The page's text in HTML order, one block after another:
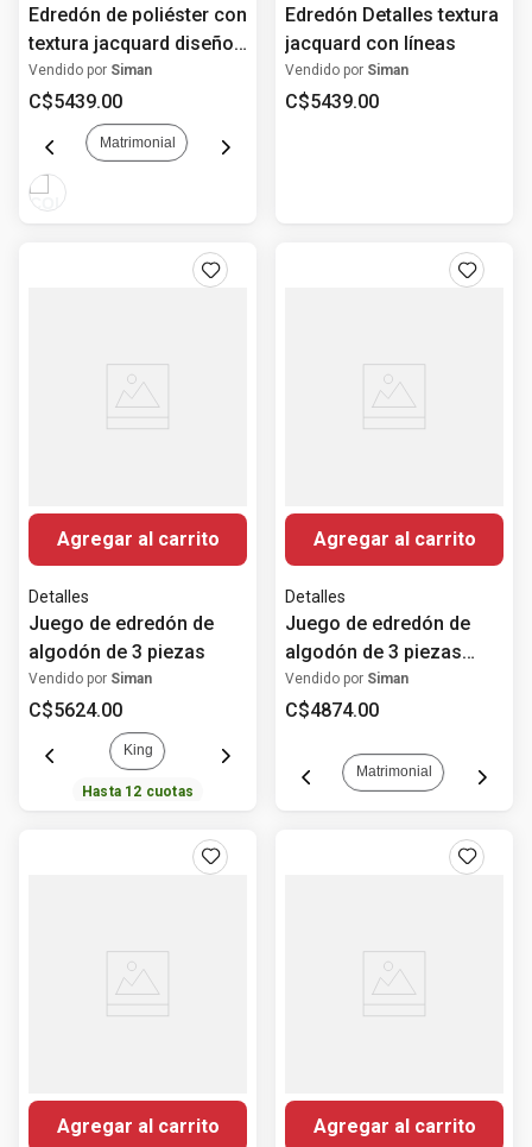
Edredón de poliéster con
textura jacquard diseño
palmeras
Vendido por Siman
C$5439.00
Matrimonial
Edredón Detalles textura
jacquard con líneas
Vendido por Siman
C$5439.00
Agregar al carrito
Detalles
Juego de edredón de
algodón de 3 piezas
Vendido por Siman
C$5624.00
King
Hasta 12 cuotas
Agregar al carrito
Detalles
Juego de edredón de
algodón de 3 piezas
estampado floral
Vendido por Siman
C$4874.00
Matrimonial
Agregar al carrito Agregar al carrito